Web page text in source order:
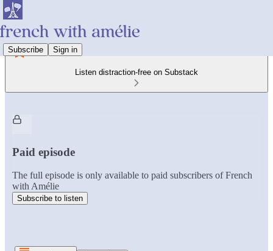
Subscribe Sign in
Listen distraction-free on Substack
Paid episode
The full episode is only available to paid subscribers of French
with Amélie
Subscribe to listen